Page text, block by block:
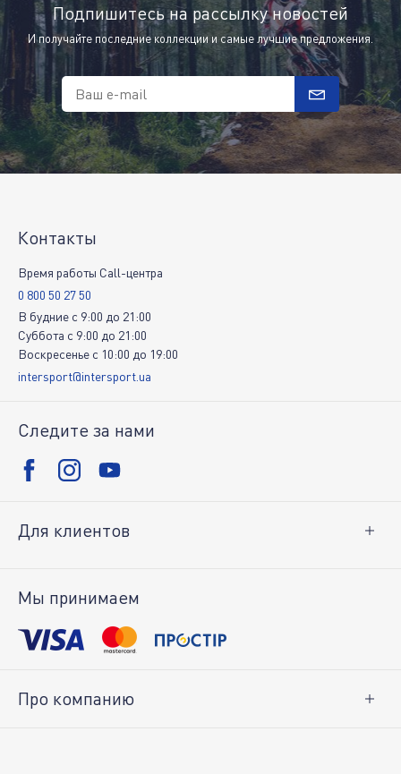
Подпишитесь на рассылку новостей
И получайте последние коллекции и самые лучшие предложения.
Ваш e-mail
Контакты
Время работы Call-центра
0 800 50 27 50
В будние c 9:00 до 21:00
Суббота c 9:00 до 21:00
Воскресенье c 10:00 до 19:00
intersport@intersport.ua
Следите за нами
Для клиентов
Возврат товара
Мы принимаем
Про компанию